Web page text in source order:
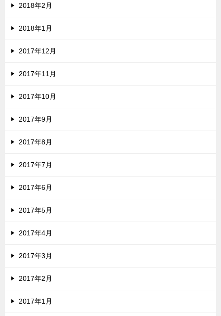
2018年2月
2018年1月
2017年12月
2017年11月
2017年10月
2017年9月
2017年8月
2017年7月
2017年6月
2017年5月
2017年4月
2017年3月
2017年2月
2017年1月